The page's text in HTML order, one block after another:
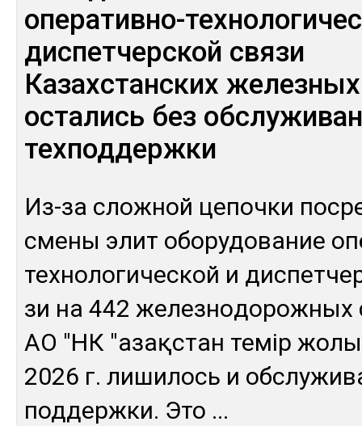
оперативно-
диспетчерской связи
Казахстанских
остались без
техподдержки
Из-за слож­ной це­поч­ки
сме­ны элит обо­рудо­вание
тех­но­логи­чес­кой и
зи на 442 же­лез­но­дорож­ных
АО "НК "Қазақстан темір
2026 г. ли­шилось и
под­дер­жки. Это ...